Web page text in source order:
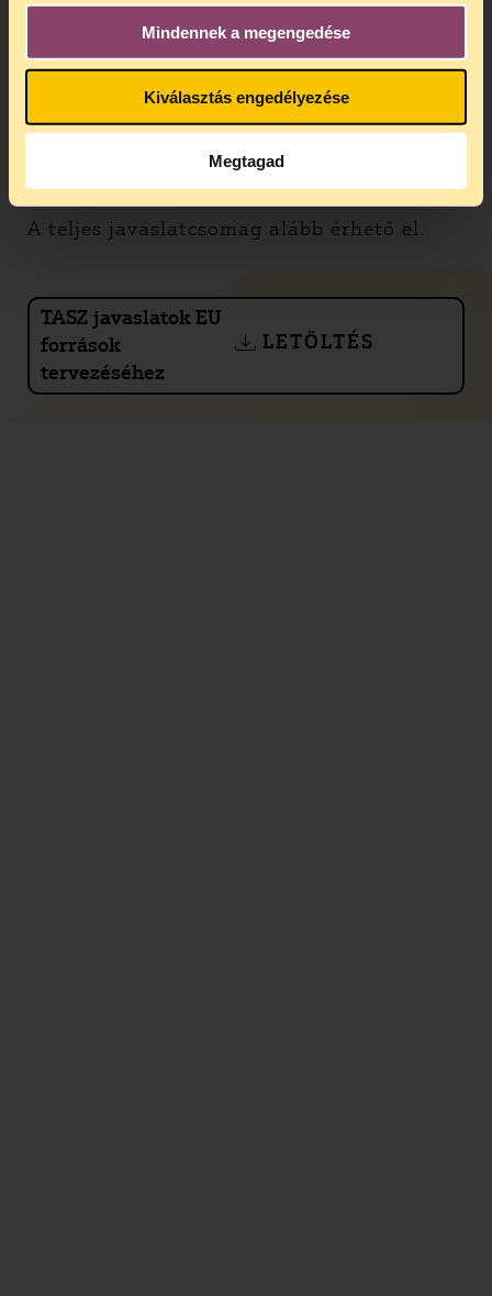
Mindennek a megengedése
Kiválasztás engedélyezése
Megtagad
számára azonban ez a valóság. A
megoldást a befogadó iskolai férőhelyek
létrehozása jelentené, vagyis a többségi
iskolákban kellene fejlesztő csoportokat
indítani a szükséges tárgyi és szakmai
feltételek biztosításával. Ehhez egy átfogó
fejlesztési koncepció elkészítését javasoljuk
szakértők bevonásával.
A teljes javaslatcsomag alább érhető el.
TASZ javaslatok EU
források
tervezéséhez
LETÖLTÉS